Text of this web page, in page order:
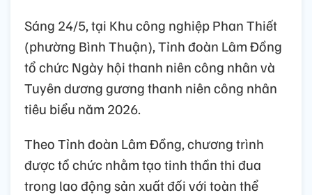
Sáng 24/5, tại Khu công nghiệp Phan Thiết
(phường Bình Thuận), Tỉnh đoàn Lâm Đồng
tổ chức Ngày hội thanh niên công nhân và
Tuyên dương gương thanh niên công nhân
tiêu biểu năm 2026.
Theo Tỉnh đoàn Lâm Đồng, chương trình
được tổ chức nhằm tạo tinh thần thi đua
trong lao động sản xuất đối với toàn thể